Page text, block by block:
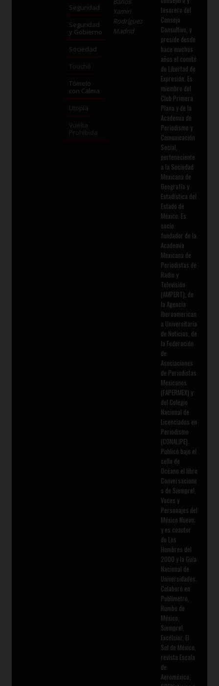
Seguridad
Seguridad
y Gobierno
Sociedad
Touché
Tómelo
con Calma
Utopía
Vuelta
Prohibida
Yamiri
Rodríguez
Madrid
tesorero del
Consejo
Consultivo, y
preside desde
hace muchos
años el comité
de Libertad de
Expresión. Es
miembro del
Club Primera
Plana y de la
Academia de
Periodismo y
Comunicación
Social,
perteneciente
a la Sociedad
Mexicana de
Geografía y
Estadística del
Estado de
México. Es
socio
fundador de la
Academia
Mexicana de
Periodistas de
Radio y
Televisión
(AMPERT), de
la Agencia
Iberoamerican
a Universitaria
de Noticias, de
la Federación
de
Asociaciones
de Periodistas
Mexicanos
(FAPERMEX) y
del Colegio
Nacional de
Licenciados en
Periodismo
(CONALIPE).
Publicó bajo el
sello de
Océano el libro
Conversacione
s de Siempre!,
Voces y
Personajes del
México Nuevo;
y es coautor
de Los
Hombres del
2000 y la Guía
Nacional de
Universidades.
Colaboró en
Publimetro,
Rumbo de
México,
Siempre!,
Excélsior, El
Sol de México,
revista Escala
de
Aeroméxico,